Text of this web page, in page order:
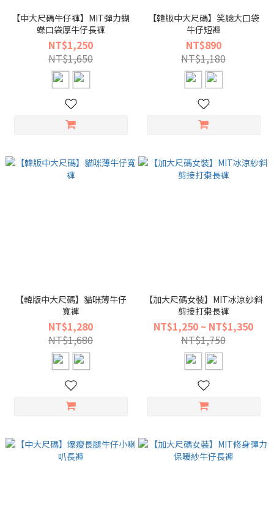
【中大尺碼牛仔褲】MIT彈力蝴
蝶口袋厚牛仔長褲
NT$1,250
NT$1,650
【韓版中大尺碼】笑臉大口袋
牛仔短褲
NT$890
NT$1,180
【韓版中大尺碼】貓咪薄牛仔
寬褲
NT$1,280
NT$1,680
【加大尺碼女裝】MIT冰涼紗斜
剪接打棗長褲
NT$1,250 ~ NT$1,350
NT$1,750